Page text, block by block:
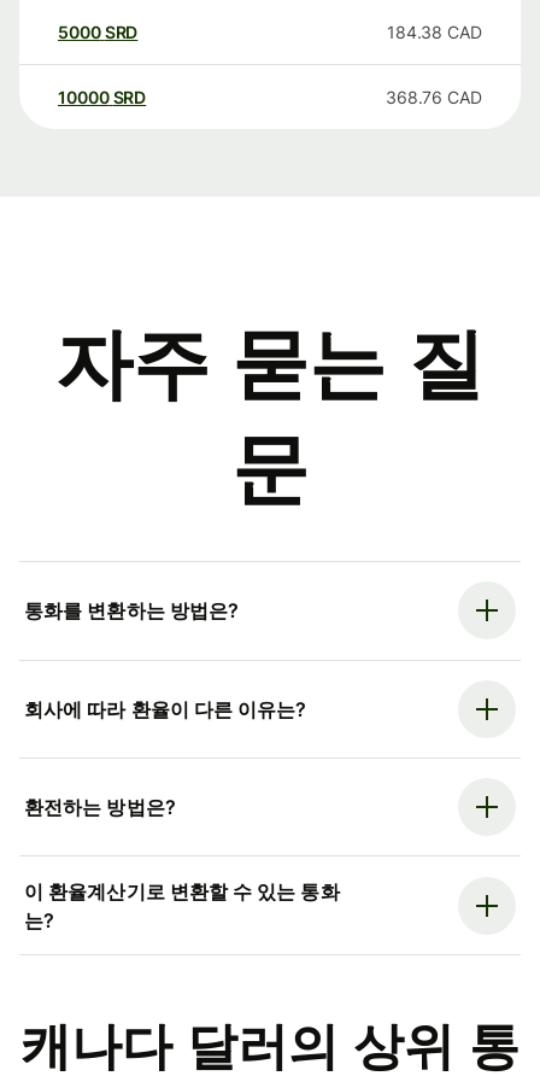
5000SRD 184.38 CAD
10000 SRD 368.76 CAD
자주 묻는 질
문
통화를 변환하는 방법은?
회사에 따라 환율이 다른 이유는?
환전하는 방법은?
이 환율계산기로 변환할 수 있는 통화
는?
캐나다 달러의 상위 통